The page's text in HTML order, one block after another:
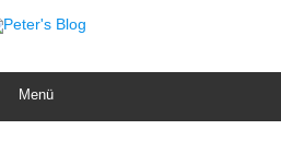
Menü